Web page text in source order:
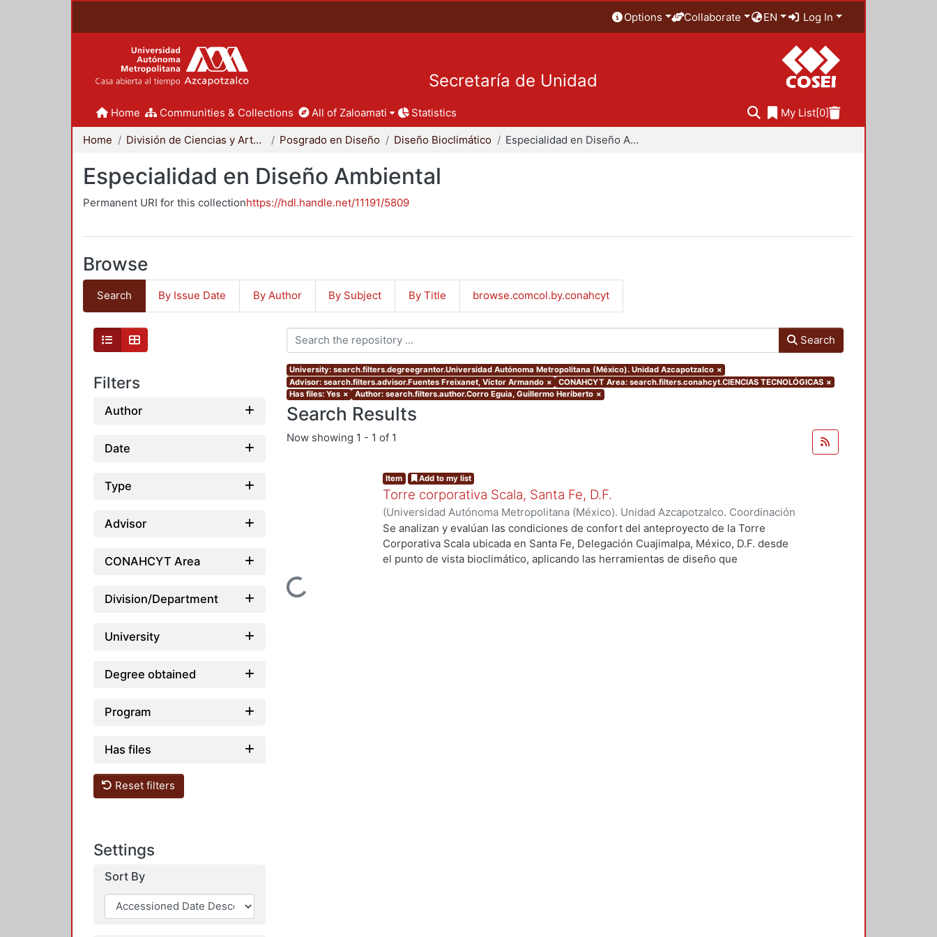
Options Collaborate EN Log In
Secretaría de Unidad
Home Communities & Collections All of Zaloamati Statistics My List[0]
Home División de Ciencias y Artes para el Diseño Posgrado en Diseño Diseño Bioclimático Especialidad en Diseño Ambiental
Especialidad en Diseño Ambiental
Permanent URI for this collectionhttps://hdl.handle.net/11191/5809
Browse
Search By Issue Date By Author By Subject By Title browse.comcol.by.conahcyt
Filters
Author
Date
Type
Advisor
CONAHCYT Area
Division/Department
University
Degree obtained
Program
Has files
Reset filters
Settings
Sort By
Search
University: search.filters.degreegrantor.Universidad Autónoma Metropolitana (México). Unidad Azcapotzalco ×
Advisor: search.filters.advisor.Fuentes Freixanet, Víctor Armando × CONAHCYT Area: search.filters.conahcyt.CIENCIAS TECNOLÓGICAS ×
Has files: Yes × Author: search.filters.author.Corro Eguia, Guillermo Heriberto ×
Search Results
Now showing 1 - 1 of 1
Loading...
Item Add to my list
Torre corporativa Scala, Santa Fe, D.F.
(Universidad Autónoma Metropolitana (México). Unidad Azcapotzalco. Coordinación
de Servicios de Información.,1999)Corro Eguia, Guillermo Heriberto
Se analizan y evalúan las condiciones de confort del anteproyecto de la Torre
Corporativa Scala ubicada en Santa Fe, Delegación Cuajimalpa, México, D.F. desde
el punto de vista bioclimático, aplicando las herramientas de diseño que